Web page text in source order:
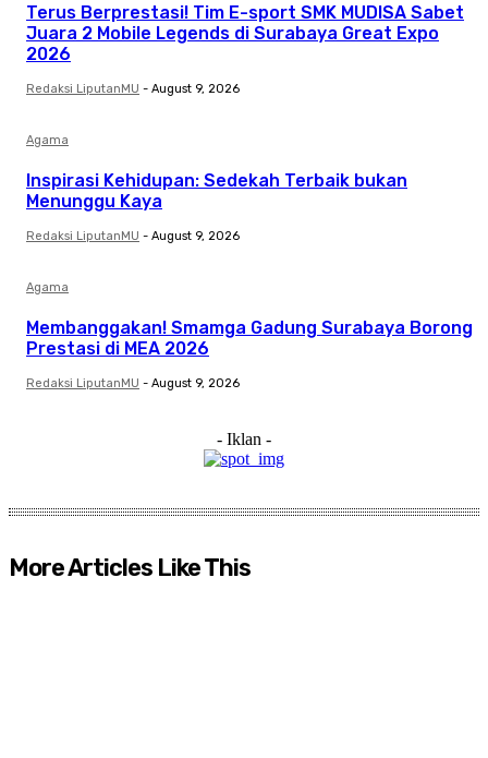
Terus Berprestasi! Tim E-sport SMK MUDISA Sabet
Juara 2 Mobile Legends di Surabaya Great Expo
2026
Redaksi LiputanMU - August 9, 2026
Agama
Inspirasi Kehidupan: Sedekah Terbaik bukan
Menunggu Kaya
Redaksi LiputanMU - August 9, 2026
Agama
Membanggakan! Smamga Gadung Surabaya Borong
Prestasi di MEA 2026
Redaksi LiputanMU - August 9, 2026
- Iklan -
More Articles Like This